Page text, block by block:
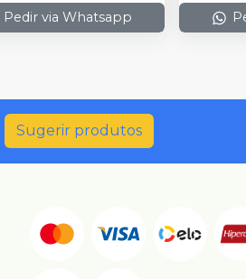
Pedir via Whatsapp
Sugerir produtos